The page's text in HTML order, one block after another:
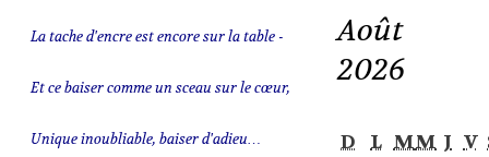
La tache d'encre est encore sur la table -
Et ce baiser comme un sceau sur le cœur,
Unique inoubliable, baiser d'adieu…
Août
2026
D L MM J V